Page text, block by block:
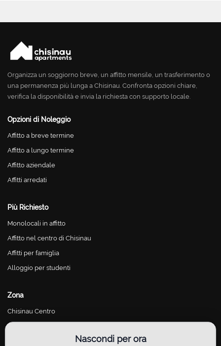
Nascondi per ora
Organizza un soggiorno breve, un affitto mensile, un trasferimento o
una permanenza più lunga a Chisinau. Confronta opzioni chiare,
verifica la disponibilità e invia la richiesta con supporto locale.
Opzioni di Noleggio
Affitto a breve termine
Affitto a lungo termine
Affitto aziendale
Affitti arredati
Più Richiesto
Monolocali in affitto
Affitto nel centro di Chisinau
Affitti per famiglia
Alloggio per studenti
Zona
Chisinau Centro
Chisinau Riscani